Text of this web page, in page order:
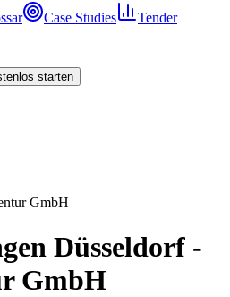
Case Studies
Tender
starten
GmbH
Düsseldorf -
GmbH